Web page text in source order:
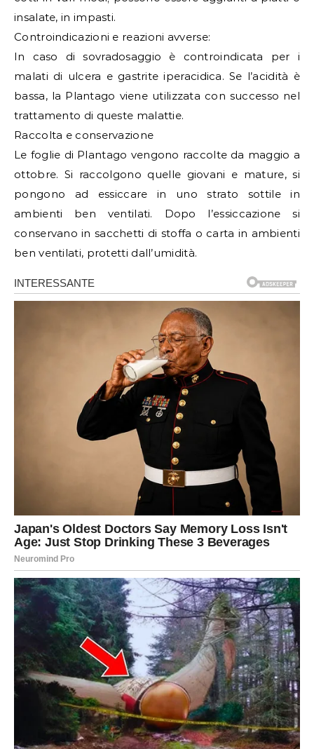
insalate, in impasti.
Controindicazioni e reazioni avverse:
In caso di sovradosaggio è controindicata per i
malati di ulcera e gastrite iperacidica. Se l’acidità è
bassa, la Plantago viene utilizzata con successo nel
trattamento di queste malattie.
Raccolta e conservazione
Le foglie di Plantago vengono raccolte da maggio a
ottobre. Si raccolgono quelle giovani e mature, si
pongono ad essiccare in uno strato sottile in
ambienti ben ventilati. Dopo l’essiccazione si
conservano in sacchetti di stoffa o carta in ambienti
ben ventilati, protetti dall’umidità.